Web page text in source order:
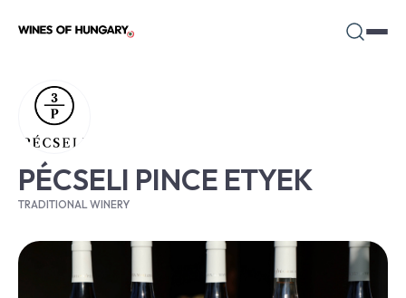
PÉCSELI PINCE ETYEK
TRADITIONAL WINERY